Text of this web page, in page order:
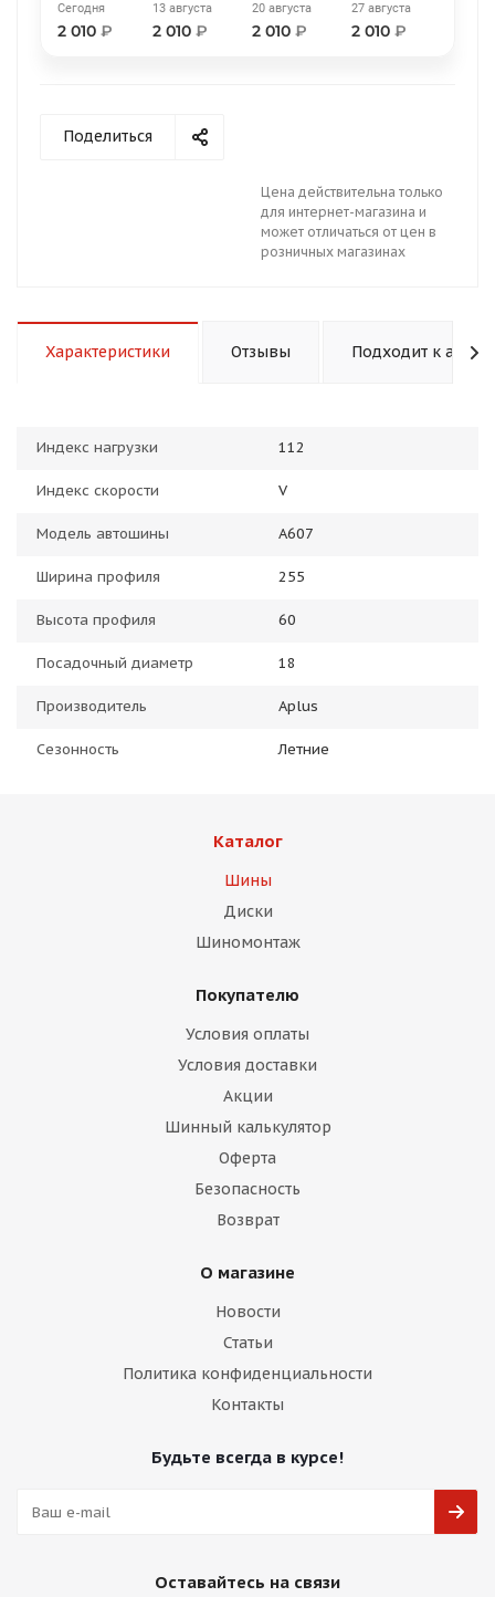
Сегодня
2 010 ₽
13 августа
2 010 ₽
20 августа
2 010 ₽
27 августа
2 010 ₽
Поделиться
Цена действительна только
для интернет-магазина и
может отличаться от цен в
розничных магазинах
Характеристики Отзывы Подходит к авто
Индекс нагрузки 112
Индекс скорости V
Модель автошины A607
Ширина профиля 255
Высота профиля 60
Посадочный диаметр 18
Производитель Aplus
Сезонность Летние
Каталог
Шины
Диски
Шиномонтаж
Покупателю
Условия оплаты
Условия доставки
Акции
Шинный калькулятор
Оферта
Безопасность
Возврат
О магазине
Новости
Статьи
Политика конфиденциальности
Контакты
Будьте всегда в курсе!
Оставайтесь на связи